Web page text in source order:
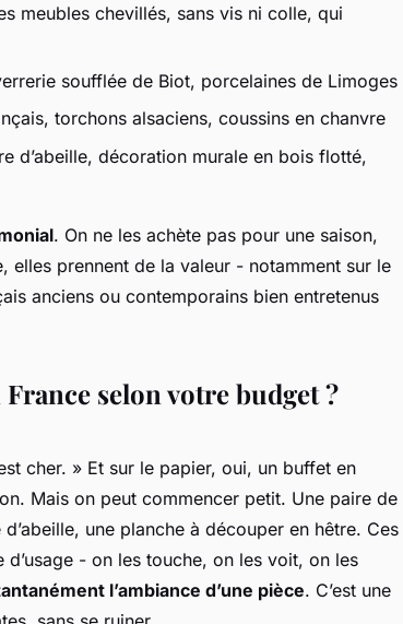
meubles chevillés, sans vis ni colle, qui
soufflée de Biot, porcelaines de Limoges
torchons alsaciens, coussins en chanvre
d’abeille, décoration murale en bois flotté,
. On ne les achète pas pour une saison,
elles prennent de la valeur - notamment sur le
anciens ou contemporains bien entretenus
selon votre budget ?
cher. » Et sur le papier, oui, un buffet en
Mais on peut commencer petit. Une paire de
une planche à découper en hêtre. Ces
- on les touche, on les voit, on les
l’ambiance d’une pièce. C’est une